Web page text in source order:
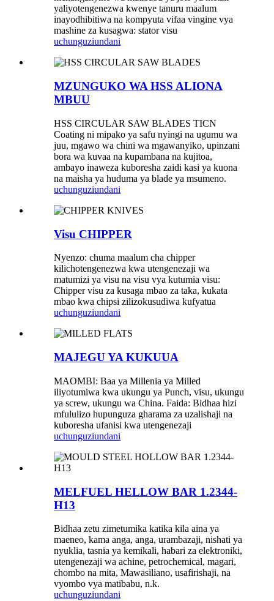
yaliyotengenezwa kwenye tanuru maalum
inayodhibitiwa na kompyuta vifaa vingine vya
mashine za kusagwa: stator visu
uchunguziundani
MZUNGUKO WA HSS ALIONA
MBUU
HSS CIRCULAR SAW BLADES TICN
Coating ni mipako ya safu nyingi na ugumu wa
juu, mgawo wa chini wa mgawanyiko, upinzani
bora wa kuvaa na kupambana na kujitoa,
ambayo inaweza kuboresha zaidi kasi ya kuona
na maisha ya huduma ya blade ya msumeno.
uchunguziundani
Visu CHIPPER
Nyenzo: chuma maalum cha chipper
kilichotengenezwa kwa utengenezaji wa
matumizi ya visu na visu vya kutumia visu:
Chipper visu za kusaga mbao za taka, kukata
mbao kwa chipsi zilizokusudiwa kufyatua
uchunguziundani
MAJEGU YA KUKUUA
MAOMBI: Baa ya Millenia ya Milled
iliyotumiwa kwa ukungu ya Punch, visu, ukungu
ya screw, ukungu wa China. Faida: Bidhaa hizi
mfululizo hupunguza gharama za uzalishaji na
kuboresha ufanisi kwa utengenezaji
uchunguziundani
MELFUEL HELLOW BAR 1.2344-
H13
Bidhaa zetu zimetumika katika kila aina ya
maeneo, kama anga, anga, urambazaji, nishati ya
nyuklia, tasnia ya kemikali, habari za elektroniki,
utengenezaji wa achine, petrochemical, magari,
chombo na mita, Mawasiliano, usafirishaji, na
vyombo vya matibabu, n.k.
uchunguziundani